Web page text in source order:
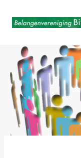
naar